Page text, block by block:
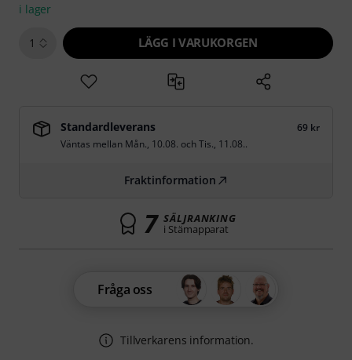
i lager
1 LÄGG I VARUKORGEN
Standardleverans
69 kr
Väntas mellan Mån., 10.08. ochTis., 11.08..
Fraktinformation
7 SÄLJRANKING
i Stämapparat
Fråga oss
Tillverkarens information.